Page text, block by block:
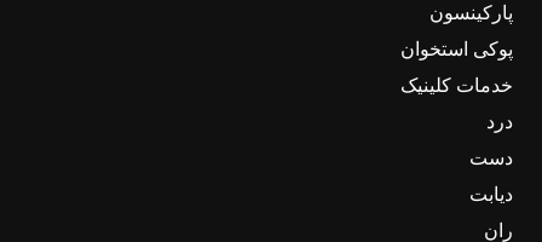
پارکینسون
پوکی استخوان
خدمات کلینیک
درد
دست
دیابت
ران